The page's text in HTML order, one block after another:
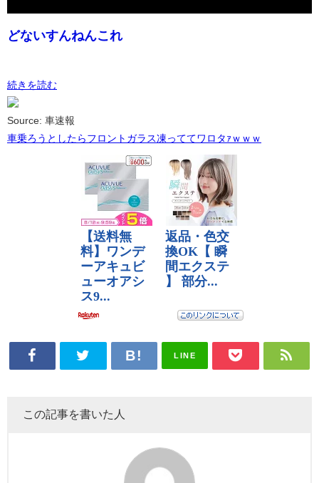
どないすんねんこれ
続きを読む
Source: 車速報
車乗ろうとしたらフロントガラス凍っててワロタｧｗｗｗ
LINE
この記事を書いた人